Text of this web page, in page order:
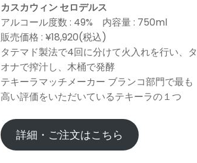
カスカウィン セロデルス
アルコール度数 : 49% 内容量 : 750ml
販売価格 : ¥18,920(税込)
タテマド製法で4回に分けて火入れを行い、タ
オナで搾汁し、木桶で発酵
テキーラマッチメーカー ブランコ部門で最も
高い評価をいただいているテキーラの１つ
詳細・ご注文はこちら